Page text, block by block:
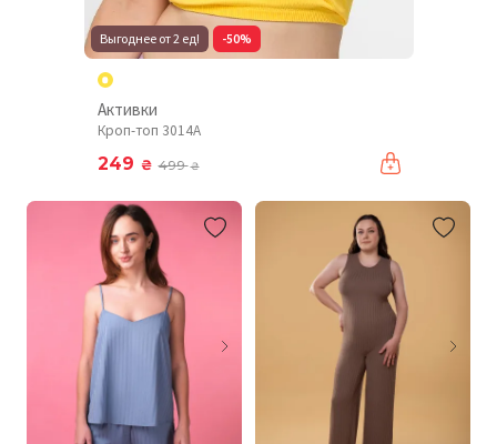
Выгоднее от 2 ед! -50%
Активки
Кроп-топ 3014A
249 ₴ 499₴